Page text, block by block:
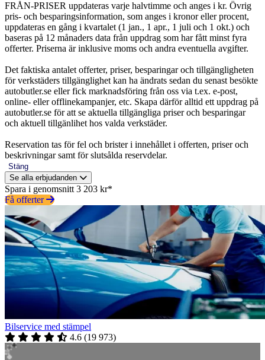
FRÅN-PRISER uppdateras varje halvtimme och anges i kr. Övrig
pris- och besparingsinformation, som anges i kronor eller procent,
uppdateras en gång i kvartalet (1 jan., 1 apr., 1 juli och 1 okt.) och
baseras på 12 månaders data från uppdrag som har fått minst fyra
offerter. Priserna är inklusive moms och andra eventuella avgifter.
Det faktiska antalet offerter, priser, besparingar och tillgängligheten
för verkstäders tillgänglighet kan ha ändrats sedan du senast besökte
autobutler.se eller fick marknadsföring från oss via t.ex. e-post,
online- eller offlinekampanjer, etc. Skapa därför alltid ett uppdrag på
autobutler.se för att se aktuella tillgängliga priser och besparingar
och aktuell tillgänlihet hos valda verkstäder.
Reservation tas för fel och brister i innehållet i offerten, priser och
beskrivningar samt för slutsålda reservdelar.
Stäng
Se alla erbjudanden
Spara i genomsnitt 3 203 kr*
Få offerter
Bilservice med stämpel
4.6 (19 973)